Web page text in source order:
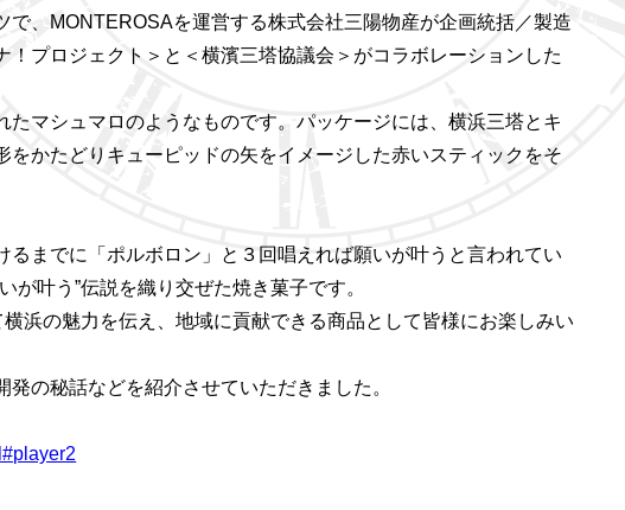
、
MONTEROSAを運営する株式会社三陽物産が企画統括／製造
プロジェクト＞と＜横濱三塔協議会＞がコラボレーションした
たマシュマロのようなものです。パッケージには、横浜三塔とキ
をかたどりキューピッドの矢をイメージした赤いスティックをそ
るまでに「ポルボロン」と３回唱えれば願いが叶うと言われてい
が叶う”伝説を織り交ぜた焼き菓子です。
浜の魅力を伝え、地域に貢献できる商品として皆様にお楽しみい
の秘話などを紹介させていただきました。